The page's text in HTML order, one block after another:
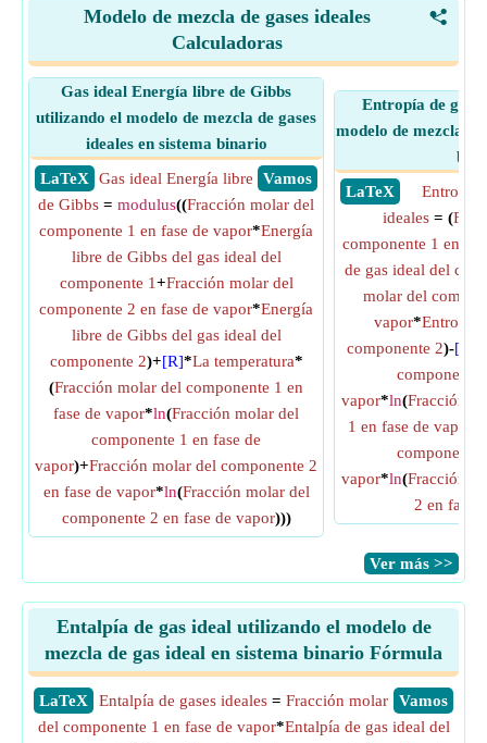
<
Modelo de mezcla de gases ideales
Calculadoras
Gas ideal Energía libre de Gibbs
utilizando el modelo de mezcla de gases
ideales en sistema binario
​ LaTeX
​ Vamos
Gas ideal Energía libre
de Gibbs = modulus((Fracción molar del
componente 1 en fase de vapor*Energía
libre de Gibbs del gas ideal del
componente 1+Fracción molar del
componente 2 en fase de vapor*Energía
libre de Gibbs del gas ideal del
componente 2)+[R]*La temperatura*
(Fracción molar del componente 1 en
fase de vapor*ln(Fracción molar del
componente 1 en fase de
vapor)+Fracción molar del componente 2
en fase de vapor*ln(Fracción molar del
componente 2 en fase de vapor)))
Entropía de gas
modelo de mezcla
​ LaTeX
Entropía
ideales = (
componente 1 en
de gas ideal del
molar del
vapor*Entropía
componente 2)-[R]
componente
vapor*ln(Fracción
1 en fase de vapor
componente
vapor*ln(Fracción
2 en fase
​Ver más >>
Entalpía de gas ideal utilizando el modelo de
mezcla de gas ideal en sistema binario Fórmula
​LaTeX ​Vamos
Entalpía de gases ideales = Fracción molar
del componente 1 en fase de vapor*Entalpía de gas ideal del